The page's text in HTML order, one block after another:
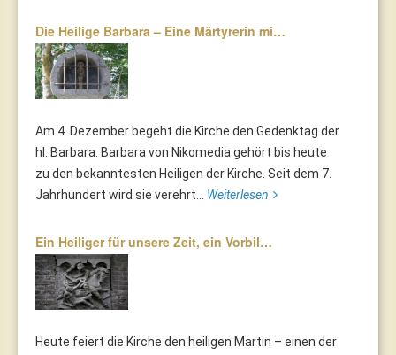
Die Heilige Barbara – Eine Märtyrerin mi…
Am 4. Dezember begeht die Kirche den Gedenktag der
hl. Barbara. Barbara von Nikomedia gehört bis heute
zu den bekanntesten Heiligen der Kirche. Seit dem 7.
Jahrhundert wird sie verehrt... Weiterlesen
Ein Heiliger für unsere Zeit, ein Vorbil…
Heute feiert die Kirche den heiligen Martin – einen der